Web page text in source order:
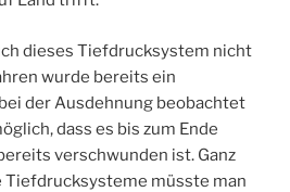
dieses Tiefdrucksystem nicht
wurde bereits ein
der Ausdehnung beobachtet
dass es bis zum Ende
verschwunden ist. Ganz
müsste man